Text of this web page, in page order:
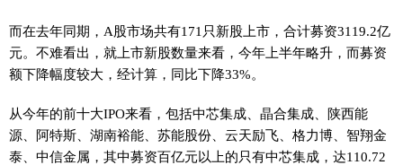
而在去年同期，A股市场共有171只新股上市，合计募资3119.2亿
元。不难看出，就上市新股数量来看，今年上半年略升，而募资
额下降幅度较大，经计算，同比下降33%。
从今年的前十大IPO来看，包括中芯集成、晶合集成、陕西能
源、阿特斯、湖南裕能、苏能股份、云天励飞、格力博、智翔金
泰、中信金属，其中募资百亿元以上的只有中芯集成，达110.72